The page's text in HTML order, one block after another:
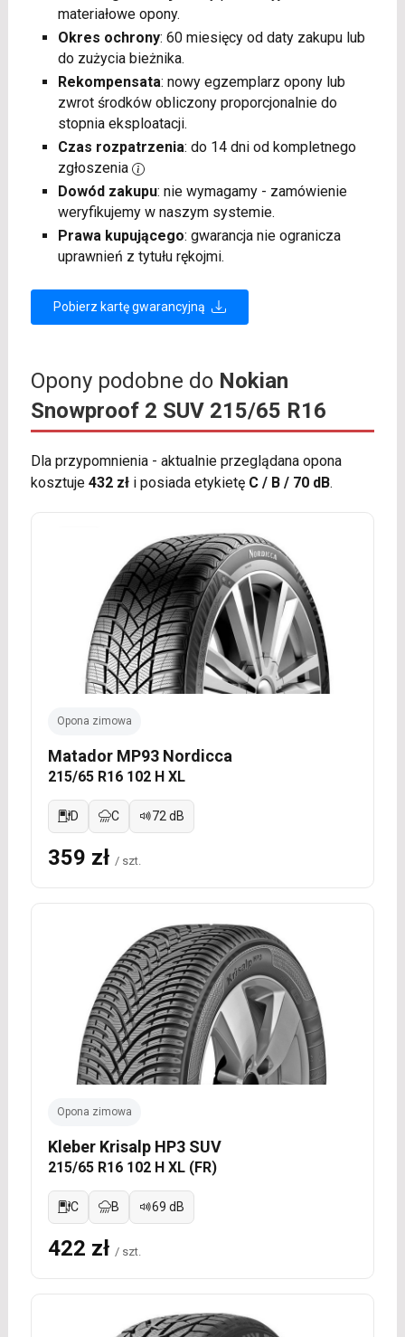
materiałowe opony.
Okres ochrony: 60 miesięcy od daty zakupu lub
do zużycia bieżnika.
Rekompensata: nowy egzemplarz opony lub
zwrot środków obliczony proporcjonalnie do
stopnia eksploatacji.
Czas rozpatrzenia: do 14 dni od kompletnego
zgłoszenia
Dowód zakupu: nie wymagamy - zamówienie
weryfikujemy w naszym systemie.
Prawa kupującego: gwarancja nie ogranicza
uprawnień z tytułu rękojmi.
Pobierz kartę gwarancyjną
Opony podobne do Nokian
Snowproof 2 SUV 215/65 R16
Dla przypomnienia - aktualnie przeglądana opona
kosztuje 432 złi posiada etykietę C / B / 70 dB.
Opona zimowa
Matador MP93 Nordicca
215/65 R16 102 H XL
D C 72 dB
359 zł / szt.
Opona zimowa
Kleber Krisalp HP3 SUV
215/65 R16 102 H XL (FR)
C B 69 dB
422 zł / szt.